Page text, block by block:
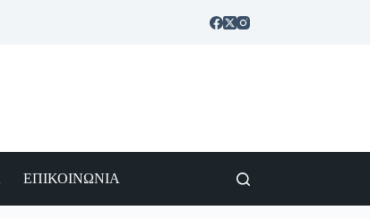
ΕΠΙΚΟΙΝΩΝΙΑ